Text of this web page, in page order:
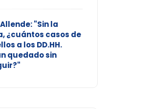
"Sin la
¿cuántos casos de
a los DD.HH.
quedado sin